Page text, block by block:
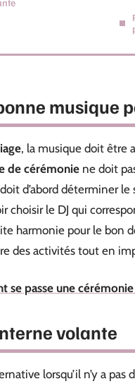
musique
, la musique doit être
de cérémonie ne doit
d’abord déterminer
choisir le DJ qui
harmonie pour le bon
des activités tout en
se passe une
volante
lorsqu’il n’y a